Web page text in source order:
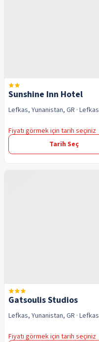
Sunshine Inn Hotel
Lefkas, Yunanistan, GR · Lefkas
Fiyatı görmek için tarih seçiniz
Tarih Seç
Gatsoulis Studios
Lefkas, Yunanistan, GR · Lefkas
Fiyatı görmek için tarih seçiniz